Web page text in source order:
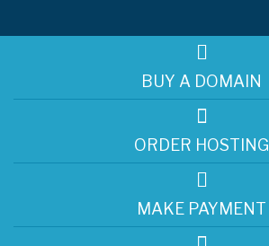
BUY A DOMAIN
ORDER HOSTING
MAKE PAYMENT